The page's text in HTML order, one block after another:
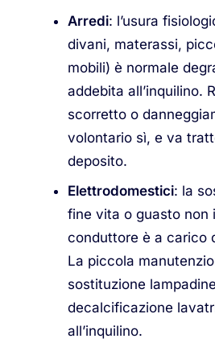
Arredi: l’usura
divani, materassi,
mobili) è normale
addebita all’inquilino.
scorretto o
volontario sì, e va
deposito.
Elettrodomestici: la
fine vita o guasto non
conduttore è a carico
La piccola
sostituzione
decalcificazione
all’inquilino.